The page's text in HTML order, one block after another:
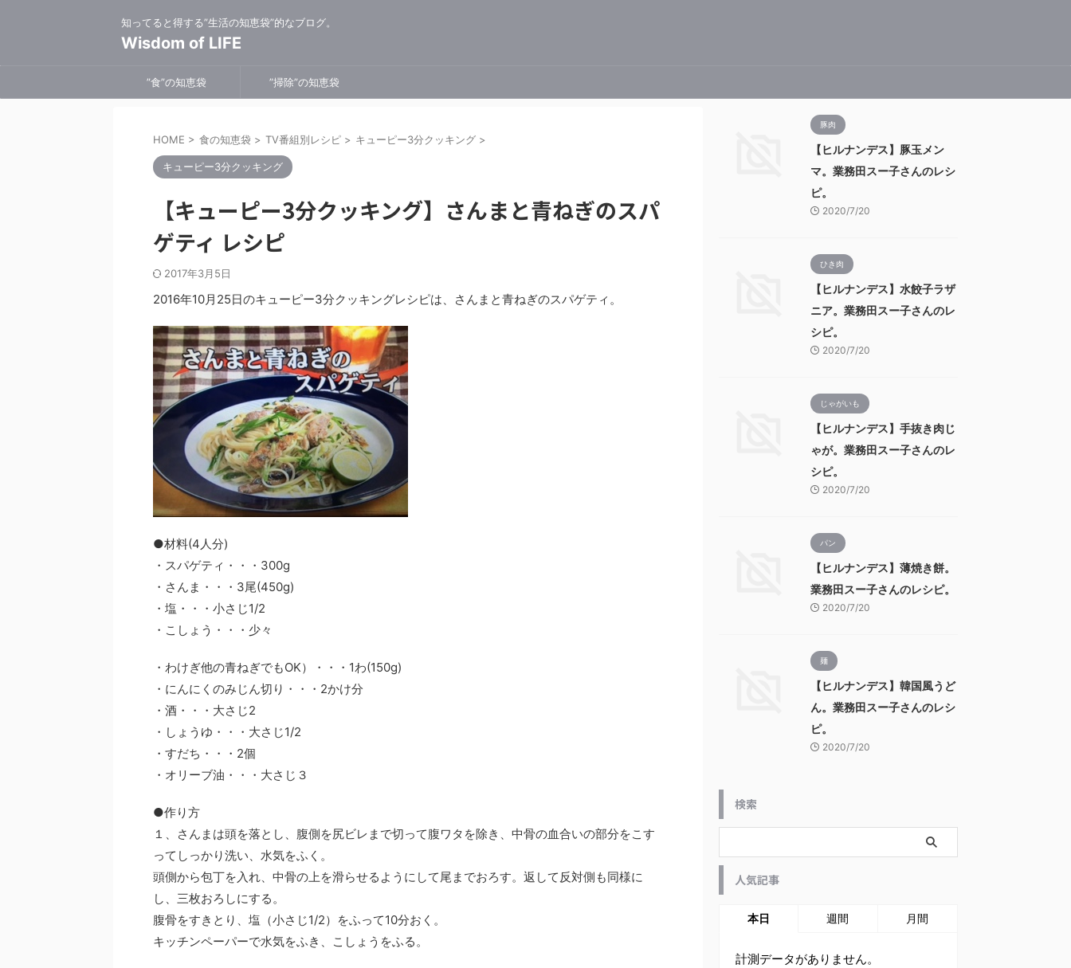
知ってると得する”生活の知恵袋”的なブログ。
Wisdom of LIFE
”食”の知恵袋 ”掃除”の知恵袋
HOME > 食の知恵袋 > TV番組別レシピ > キューピー3分クッキング >
キューピー3分クッキング
【キューピー3分クッキング】さんまと青ねぎのスパ
ゲティ レシピ
2017年3月5日
2016年10月25日のキューピー3分クッキングレシピは、さんまと青ねぎのスパゲティ。
●材料(4人分)
・スパゲティ・・・300g
・さんま・・・3尾(450g)
・塩・・・小さじ1/2
・こしょう・・・少々
・わけぎ他の青ねぎでもOK）・・・1わ(150g)
・にんにくのみじん切り・・・2かけ分
・酒・・・大さじ2
・しょうゆ・・・大さじ1/2
・すだち・・・2個
・オリーブ油・・・大さじ３
●作り方
１、さんまは頭を落とし、腹側を尻ビレまで切って腹ワタを除き、中骨の血合いの部分をこす
ってしっかり洗い、水気をふく。
頭側から包丁を入れ、中骨の上を滑らせるようにして尾までおろす。返して反対側も同様に
し、三枚おろしにする。
腹骨をすきとり、塩（小さじ1/2）をふって10分おく。
キッチンペーパーで水気をふき、こしょうをふる。
豚肉
【ヒルナンデス】豚玉メン
マ。業務田スー子さんのレシ
ピ。
2020/7/20
ひき肉
【ヒルナンデス】水餃子ラザ
ニア。業務田スー子さんのレ
シピ。
2020/7/20
じゃがいも
【ヒルナンデス】手抜き肉じ
ゃが。業務田スー子さんのレ
シピ。
2020/7/20
パン
【ヒルナンデス】薄焼き餅。
業務田スー子さんのレシピ。
2020/7/20
麺
【ヒルナンデス】韓国風うど
ん。業務田スー子さんのレシ
ピ。
2020/7/20
検索
人気記事
本日 週間 月間
計測データがありません。